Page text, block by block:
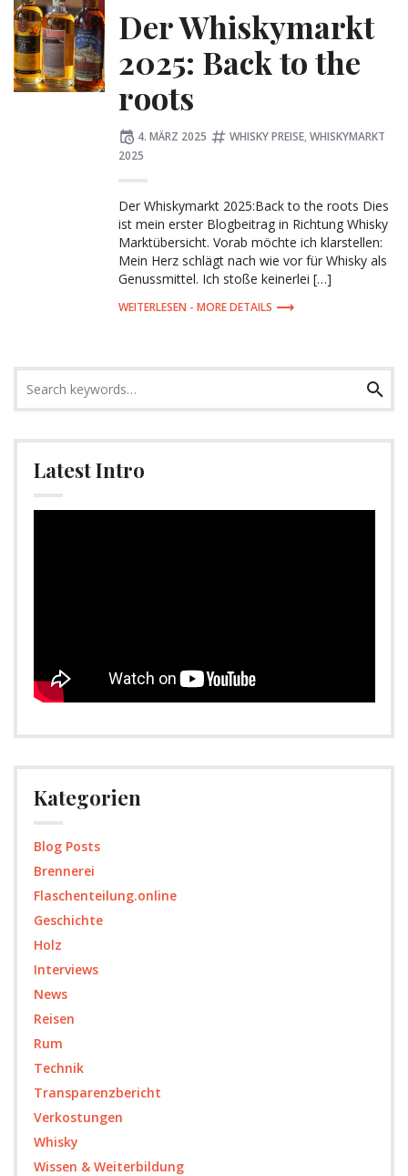
Der Whiskymarkt
2025: Back to the
roots
Posted
on
4. MÄRZ 2025 Tagged:
WHISKY PREISE, WHISKYMARKT
2025
Der Whiskymarkt 2025:Back to the roots Dies
ist mein erster Blogbeitrag in Richtung Whisky
Marktübersicht. Vorab möchte ich klarstellen:
Mein Herz schlägt nach wie vor für Whisky als
Genussmittel. Ich stoße keinerlei […]
MORE DETAILS
for:
Search
Latest Intro
Kategorien
Blog Posts
Brennerei
Flaschenteilung.online
Geschichte
Holz
Interviews
News
Reisen
Rum
Technik
Transparenzbericht
Verkostungen
Whisky
Wissen & Weiterbildung